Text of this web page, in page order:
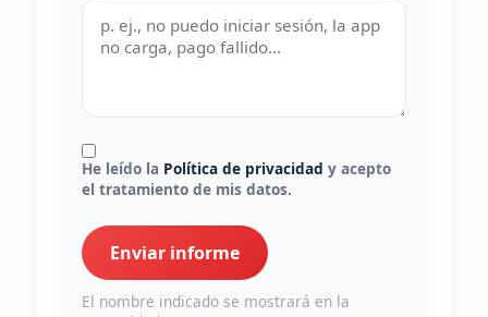
He leído la Política de privacidad y acepto
el tratamiento de mis datos.
Enviar informe
El nombre indicado se mostrará en la